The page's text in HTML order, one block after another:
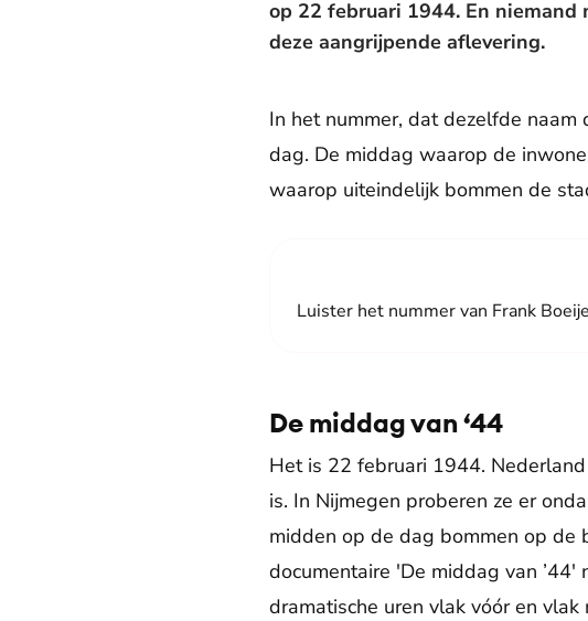
op 22 februari 1944. En niemand
deze aangrijpende aflevering.
In het nummer, dat dezelfde
dag. De middag waarop de
waarop uiteindelijk bommen de
Luister het nummer van Frank
De middag van ‘44
Het is 22 februari 1944.
is. In Nijmegen proberen ze er
midden op de dag bommen op de
documentaire 'De middag van
dramatische uren vlak vóór en